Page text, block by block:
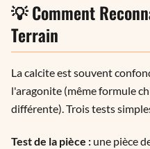
💡 Comment
Terrain
La calcite est souvent
l'aragonite (même formule
différente). Trois tests
Test de la pièce : une pièce